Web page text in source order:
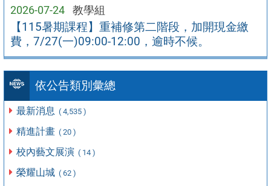
2026-07-24 教學組
【115暑期課程】重補修第二階段，加開現金繳
費，7/27(一)09:00-12:00，逾時不候。
依公告類別彙總
最新消息 ( 4,535 )
精進計畫 ( 20 )
校內藝文展演 ( 14 )
榮耀山城 ( 62 )